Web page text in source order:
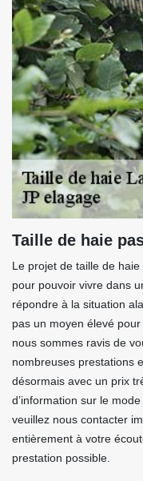
Taille de haie
Le projet de taille de
pour pouvoir vivre dans
répondre à la situation
pas un moyen élevé
nous sommes ravis de
nombreuses prestations
désormais avec un prix
d’information sur le
veuillez nous contacter
entièrement à votre
prestation possible.